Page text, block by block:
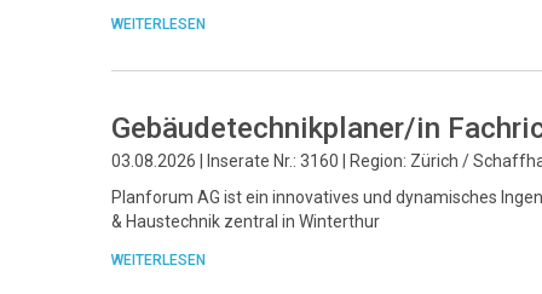
WEITERLESEN
Gebäudetechnikplaner/in
03.08.2026 | Inserate Nr.: 3160 | Region: Zürich /
Planforum AG ist ein innovatives und dynamisches
& Haustechnik zentral in Winterthur
WEITERLESEN